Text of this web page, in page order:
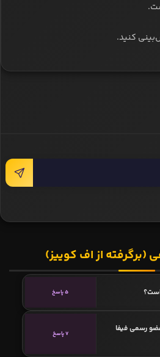
کنید.
(برگرفته از اف کوییز)
5 پاسخ
رسمی فیفا
7 پاسخ